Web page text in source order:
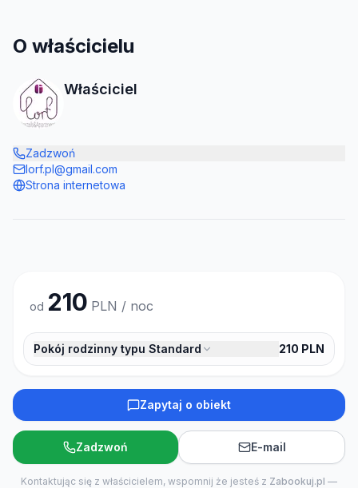
O właścicielu
Właściciel
Zadzwoń
lorf.pl@gmail.com
Strona internetowa
od 210 PLN / noc
Pokój rodzinny typu Standard 210 PLN
Zapytaj o obiekt
Zadzwoń E-mail
Kontaktując się z właścicielem, wspomnij że jesteś z Zabookuj.pl —